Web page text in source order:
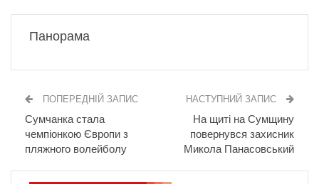
Панорама
ПОПЕРЕДНІЙ ЗАПИС
Сумчанка стала
чемпіонкою Європи з
пляжного волейболу
НАСТУПНИЙ ЗАПИС
На щиті на Сумщину
повернувся захисник
Микола Панасовський